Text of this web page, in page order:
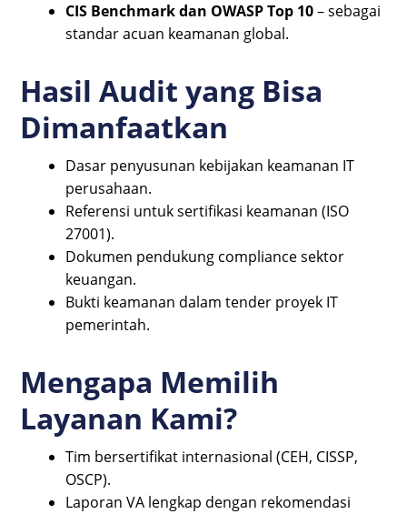
CIS Benchmark dan OWASP Top 10– sebagai
standar acuan keamanan global.
Hasil Audit yang Bisa
Dimanfaatkan
Dasar penyusunan kebijakan keamanan IT
perusahaan.
Referensi untuk sertifikasi keamanan (ISO
27001).
Dokumen pendukung compliance sektor
keuangan.
Bukti keamanan dalam tender proyek IT
pemerintah.
Mengapa Memilih
Layanan Kami?
Tim bersertifikat internasional (CEH, CISSP,
OSCP).
Laporan VA lengkap dengan rekomendasi